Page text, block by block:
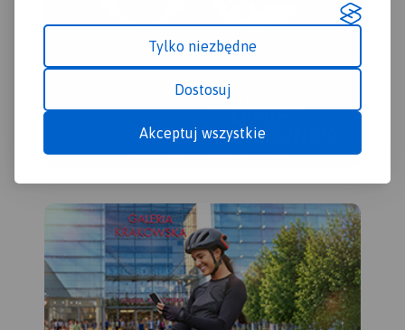
Tylko niezbędne
Dostosuj
Akceptuj wszystkie